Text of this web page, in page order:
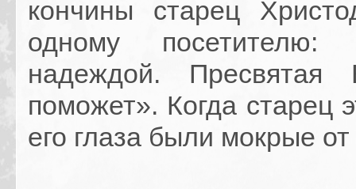
кончины старец
одному
надеждой. Пресвятая
поможет». Когда старец
его глаза были мокрые от